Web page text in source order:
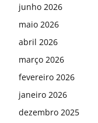
junho 2026
maio 2026
abril 2026
março 2026
fevereiro 2026
janeiro 2026
dezembro 2025